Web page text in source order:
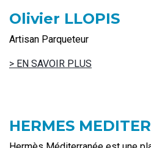
Olivier LLOPIS
Artisan Parqueteur
> EN SAVOIR PLUS
HERMES